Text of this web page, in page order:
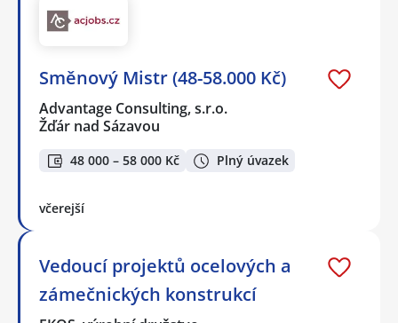
Směnový Mistr (48-58.000 Kč)
Advantage Consulting, s.r.o.
Žďár nad Sázavou
48 000 – 58 000 Kč Plný úvazek
včerejší
Vedoucí projektů ocelových a
zámečnických konstrukcí